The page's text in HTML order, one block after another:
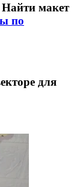
Найти макет
по
для